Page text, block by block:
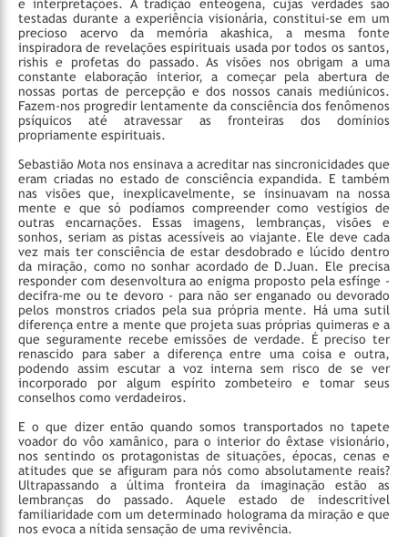
e interpretações. A tradição enteógena, cujas verdades são
testadas durante a experiência visionária, constitui-se em um
precioso acervo da memória akashica, a mesma fonte
inspiradora de revelações espirituais usada por todos os santos,
rishis e profetas do passado. As visões nos obrigam a uma
constante elaboração interior, a começar pela abertura de
nossas portas de percepção e dos nossos canais mediúnicos.
Fazem-nos progredir lentamente da consciência dos fenômenos
psíquicos até atravessar as fronteiras dos domínios
propriamente espirituais.
Sebastião Mota nos ensinava a acreditar nas sincronicidades que
eram criadas no estado de consciência expandida. E também
nas visões que, inexplicavelmente, se insinuavam na nossa
mente e que só podíamos compreender como vestígios de
outras encarnações. Essas imagens, lembranças, visões e
sonhos, seriam as pistas acessíveis ao viajante. Ele deve cada
vez mais ter consciência de estar desdobrado e lúcido dentro
da miração, como no sonhar acordado de D.Juan. Ele precisa
responder com desenvoltura ao enigma proposto pela esfínge -
decifra-me ou te devoro - para não ser enganado ou devorado
pelos monstros criados pela sua própria mente. Há uma sutil
diferença entre a mente que projeta suas próprias quimeras e a
que seguramente recebe emissões de verdade. É preciso ter
renascido para saber a diferença entre uma coisa e outra,
podendo assim escutar a voz interna sem risco de se ver
incorporado por algum espírito zombeteiro e tomar seus
conselhos como verdadeiros.
E o que dizer então quando somos transportados no tapete
voador do vôo xamânico, para o interior do êxtase visionário,
nos sentindo os protagonistas de situações, épocas, cenas e
atitudes que se afiguram para nós como absolutamente reais?
Ultrapassando a última fronteira da imaginação estão as
lembranças do passado. Aquele estado de indescritível
familiaridade com um determinado holograma da miração e que
nos evoca a nítida sensação de uma revivência.